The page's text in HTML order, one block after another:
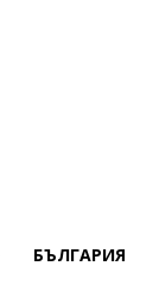
БЪЛГАРИЯ